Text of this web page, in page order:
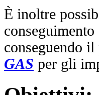
È inoltre
conseguendo
GAS per gli